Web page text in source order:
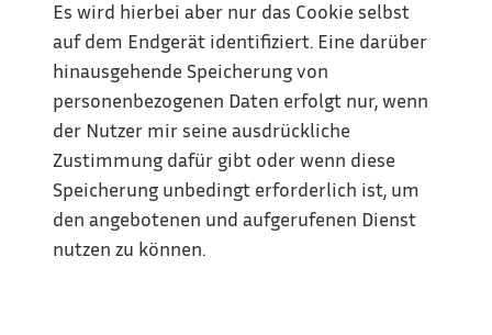
Es wird hierbei aber nur das Cookie selbst
auf dem Endgerät identifiziert. Eine darüber
hinausgehende Speicherung von
personenbezogenen Daten erfolgt nur, wenn
der Nutzer mir seine ausdrückliche
Zustimmung dafür gibt oder wenn diese
Speicherung unbedingt erforderlich ist, um
den angebotenen und aufgerufenen Dienst
nutzen zu können.